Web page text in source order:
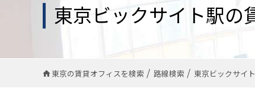
東京ビックサイト駅の
東京の賃貸オフィスを検索 路線検索 東京ビックサイ